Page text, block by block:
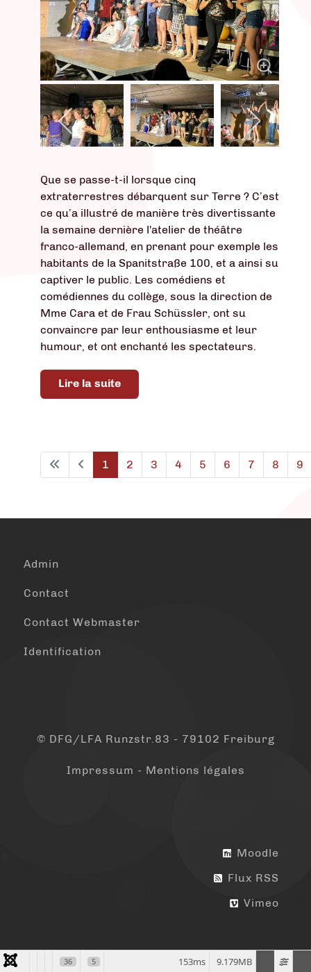
Que se passe-t-il lorsque cinq
extraterrestres débarquent sur Terre ? C’est
ce qu’a illustré de manière très divertissante
la semaine dernière l'atelier de théâtre
franco-allemand, en prenant pour exemple les
habitants de la Spanitstraße 100, et a ainsi su
captiver le public. Les comédiens et
comédiennes du collège, sous la direction de
Mme Cara et de Frau Schüssler, ont su
convaincre par leur enthousiasme et leur
humour, et ont enchanté les spectateurs.
Lire la suite
1 2 3 4 5 6 7 8 9
Admin
Contact
Contact Webmaster
Identification
© DFG/LFA Runzstr.83 - 79102 Freiburg
Impressum - Mentions légales
Moodle
Flux RSS
Vimeo
36 5 9.179MB
153ms